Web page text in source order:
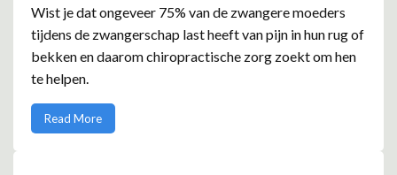
Wist je dat ongeveer 75% van de zwangere moeders
tijdens de zwangerschap last heeft van pijn in hun rug of
bekken en daarom chiropractische zorg zoekt om hen
te helpen.
Read More